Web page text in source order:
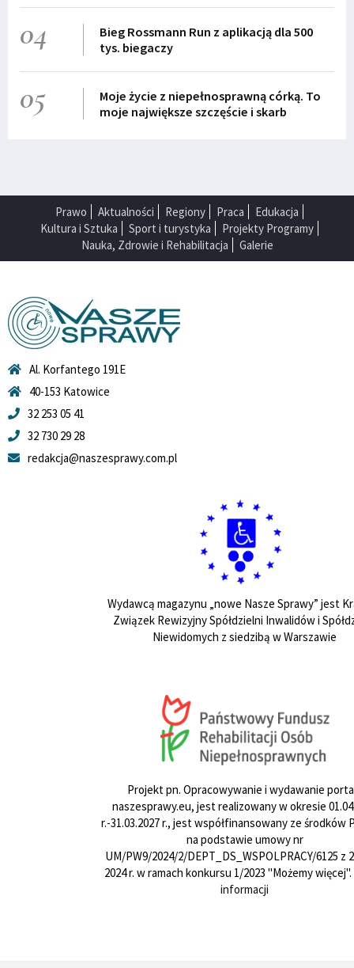
04
Bieg Rossmann Run z aplikacją dla 500
tys. biegaczy
05
Moje życie z niepełnosprawną córką. To
moje największe szczęście i skarb
Prawo Aktualności Regiony Praca
Edukacja
Kultura i Sztuka
Sport i turystyka
Projekty Programy
Nauka, Zdrowie i Rehabilitacja
Galerie
Al. Korfantego 191E
40-153 Katowice
32 253 05 41
32 730 29 28
redakcja@naszesprawy.com.pl
Wydawcą magazynu „nowe Nasze Sprawy” jest
Związek Rewizyjny Spółdzielni Inwalidów i
Niewidomych z siedzibą w Warszawie
Projekt pn. Opracowywanie i wydawanie
naszesprawy.eu, jest realizowany w okresie
r.-31.03.2027 r., jest współfinansowany ze środków
na podstawie umowy nr
UM/PW9/2024/2/DEPT_DS_WSPOLPRACY/6125 z
2024 r. w ramach konkursu 1/2023 "Możemy więcej".
informacji